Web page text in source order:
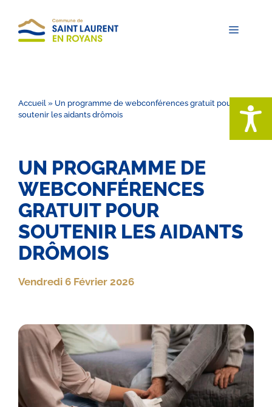
contenu
Menu
Accueil » Un programme de webconférences gratuit pour
soutenir les aidants drômois
UN PROGRAMME DE
WEBCONFÉRENCES
GRATUIT POUR
SOUTENIR LES AIDANTS
DRÔMOIS
Vendredi 6 Février 2026